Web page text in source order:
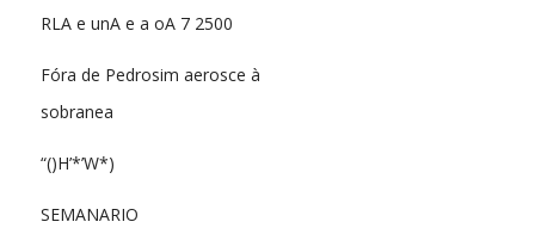
RLA e unA e a oA 7 2500
Fóra de Pedrosim aerosce à
sobranea
“()H’*’W*)
SEMANARIO